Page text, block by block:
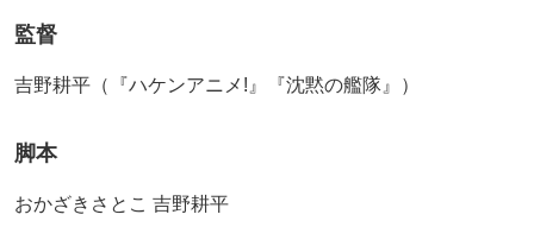
監督
吉野耕平（『ハケンアニメ!』『沈黙の艦隊』）
脚本
おかざきさとこ 吉野耕平